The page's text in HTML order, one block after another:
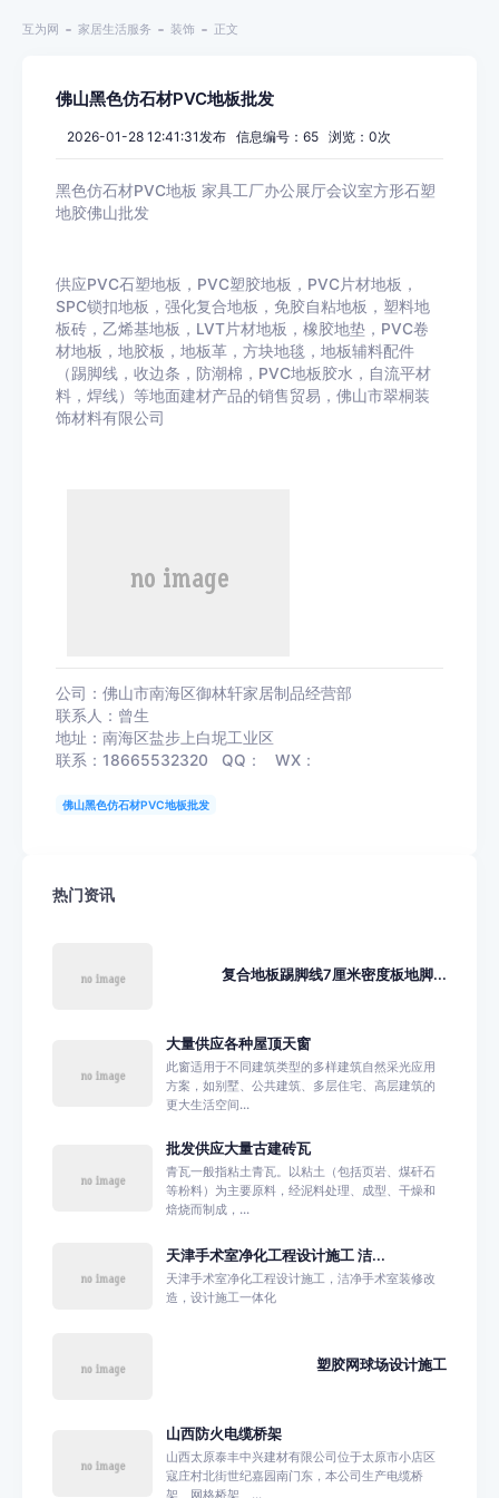
互为网 家居生活服务 装饰 正文
佛山黑色仿石材PVC地板批发
2026-01-28 12:41:31发布 信息编号：65 浏览： 0次
黑色仿石材PVC地板 家具工厂办公展厅会议室方形石塑
地胶佛山批发
供应PVC石塑地板，PVC塑胶地板，PVC片材地板，
SPC锁扣地板，强化复合地板，免胶自粘地板，塑料地
板砖，乙烯基地板，LVT片材地板，橡胶地垫，PVC卷
材地板，地胶板，地板革，方块地毯，地板辅料配件
（踢脚线，收边条，防潮棉，PVC地板胶水，自流平材
料，焊线）等地面建材产品的销售贸易，佛山市翠桐装
饰材料有限公司
公司：佛山市南海区御林轩家居制品经营部
联系人：曾生
地址：南海区盐步上白坭工业区
联系：18665532320 QQ： WX：
佛山黑色仿石材PVC地板批发
热门资讯
复合地板踢脚线7厘米密度板地脚...
大量供应各种屋顶天窗
此窗适用于不同建筑类型的多样建筑自然采光应用
方案，如别墅、公共建筑、多层住宅、高层建筑的
更大生活空间...
批发供应大量古建砖瓦
青瓦一般指粘土青瓦。以粘土（包括页岩、煤矸石
等粉料）为主要原料，经泥料处理、成型、干燥和
焙烧而制成，...
天津手术室净化工程设计施工 洁...
天津手术室净化工程设计施工，洁净手术室装修改
造，设计施工一体化
塑胶网球场设计施工
山西防火电缆桥架
山西太原泰丰中兴建材有限公司位于太原市小店区
寇庄村北街世纪嘉园南门东，本公司生产电缆桥
架、网格桥架、...